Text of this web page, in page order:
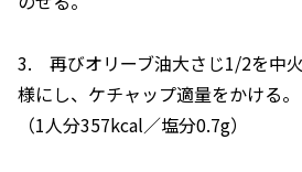
3. 再びオリーブ油大さじ1/2を中
様にし、ケチャップ適量をかける。
（1人分357kcal／塩分0.7g）